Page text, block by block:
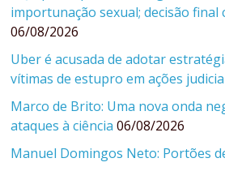
importunação sexual; decisão final
06/08/2026
Uber é acusada de adotar
vítimas de estupro em ações
Marco de Brito: Uma nova onda
ataques à ciência 06/08/2026
Manuel Domingos Neto: Portões